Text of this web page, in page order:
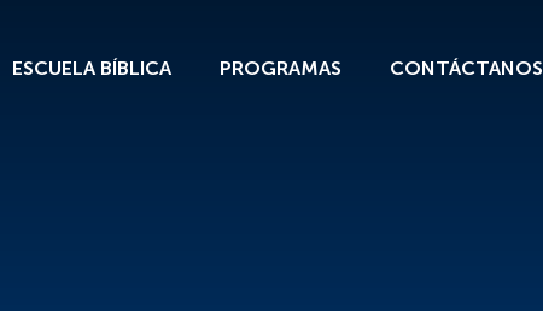
ESCUELA BÍBLICA PROGRAMAS CONTÁCTANOS